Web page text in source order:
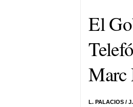
El
Marc
L. PALACIOS /